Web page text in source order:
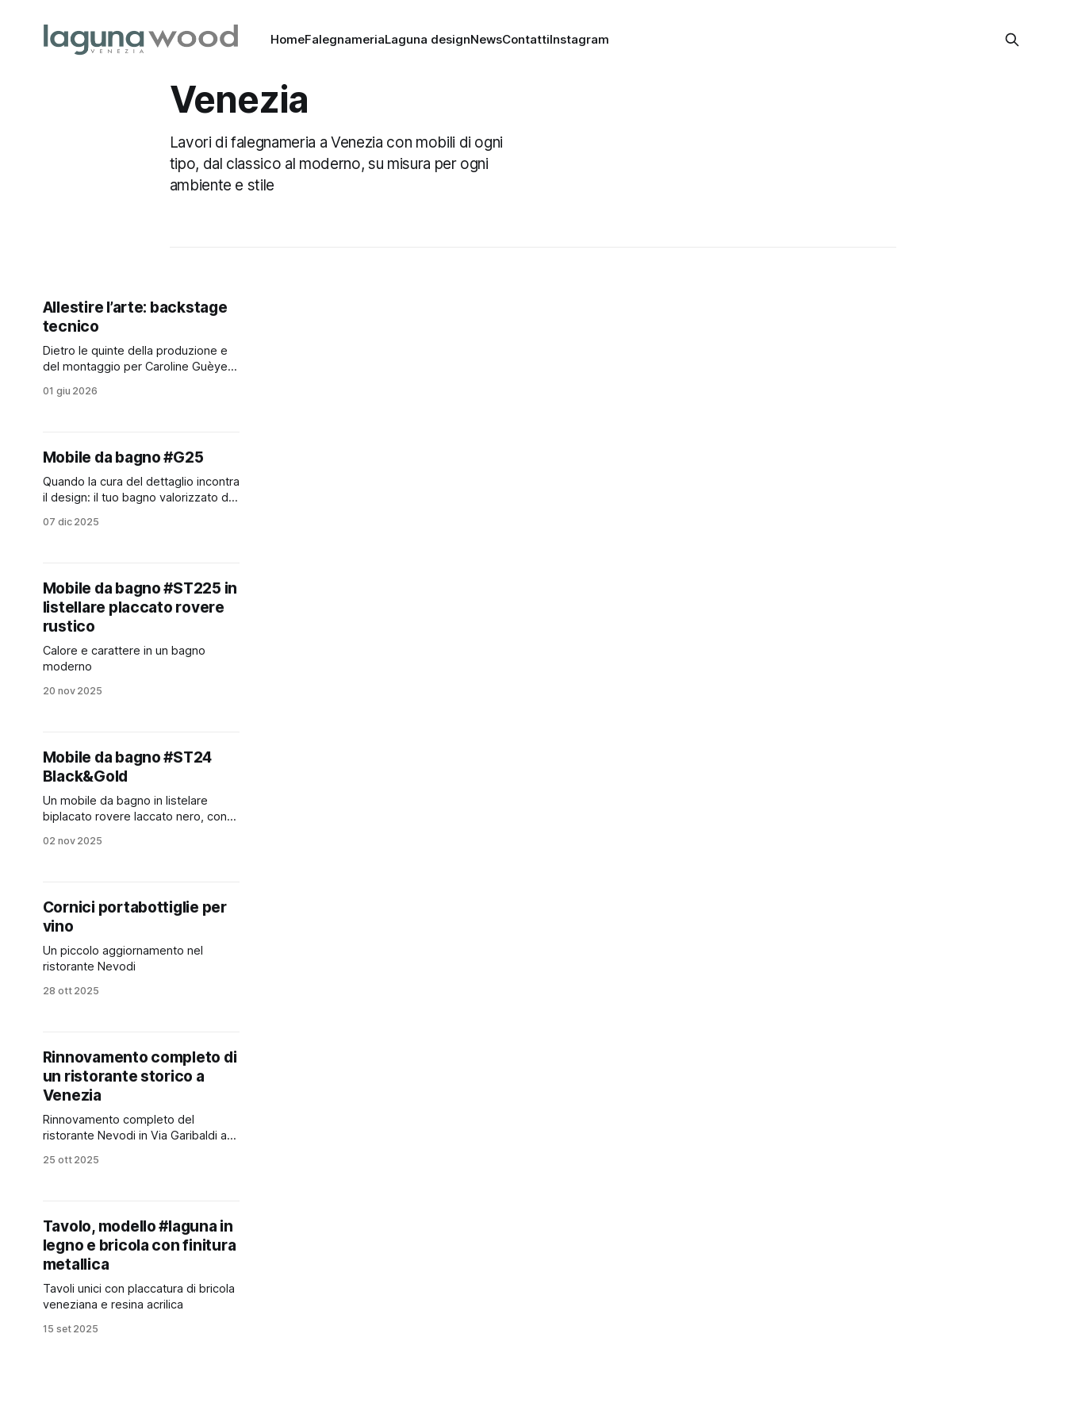
HomeFalegnameriaLaguna designNewsContattiInstagram
Venezia
Lavori di falegnameria a Venezia con mobili di ogni
tipo, dal classico al moderno, su misura per ogni
ambiente e stile
Allestire l’arte: backstage
tecnico
Dietro le quinte della produzione e
del montaggio per Caroline Guèye al
Repubblica del Senegal
01 giu 2026
Mobile da bagno #G25
Quando la cura del dettaglio incontra
il design: il tuo bagno valorizzato da
realizzato su misura
07 dic 2025
Mobile da bagno #ST225 in
listellare placcato rovere
rustico
Calore e carattere in un bagno
moderno
20 nov 2025
Mobile da bagno #ST24
Black&Gold
Un mobile da bagno in listelare
biplacato rovere laccato nero, con
laccati oro
02 nov 2025
Cornici portabottiglie per
vino
Un piccolo aggiornamento nel
ristorante Nevodi
28 ott 2025
Rinnovamento completo di
un ristorante storico a
Venezia
Rinnovamento completo del
ristorante Nevodi in Via Garibaldi a
25 ott 2025
Tavolo, modello #laguna in
legno e bricola con finitura
metallica
Tavoli unici con placcatura di bricola
veneziana e resina acrilica
15 set 2025